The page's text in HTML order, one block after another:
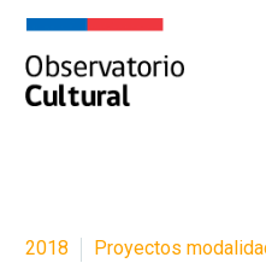
2018 Proyectos